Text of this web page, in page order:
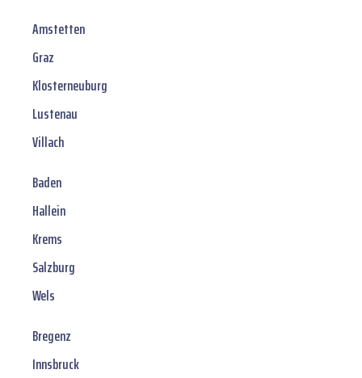
Amstetten
Graz
Klosterneuburg
Lustenau
Villach
Baden
Hallein
Krems
Salzburg
Wels
Bregenz
Innsbruck